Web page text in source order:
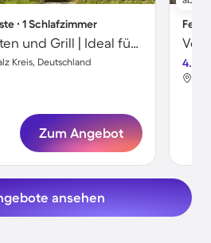
∙ 1 Schlafzimmer
Wohnung mit Garten und Grill | Ideal für Homeoffice
Kreis, Deutschland
Zum Angebot
4.5
ansehen